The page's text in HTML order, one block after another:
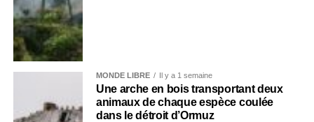
MONDE LIBRE Il y a 1 semaine
Une arche en bois transportant deux
animaux de chaque espèce coulée
dans le détroit d’Ormuz